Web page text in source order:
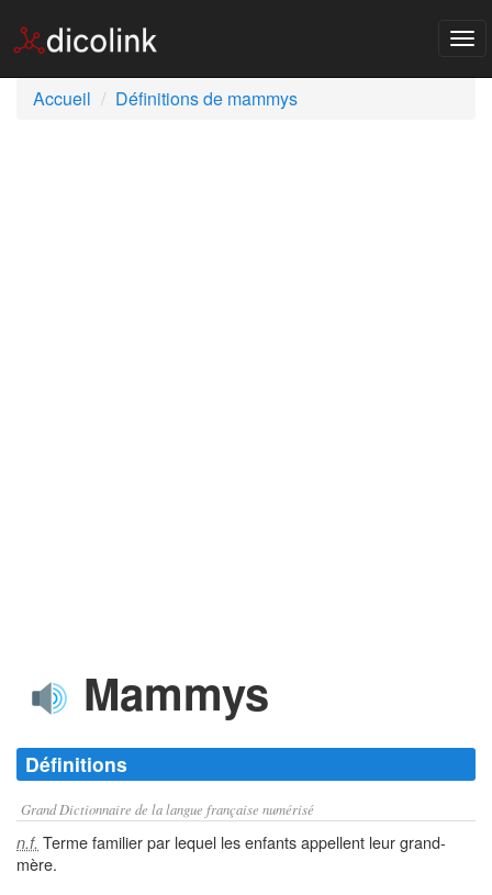
Accueil
Définitions de mammys
Mammys
Définitions
Grand Dictionnaire de la langue française numérisé
n.f. Terme familier par lequel les enfants appellent leur grand-
mère.